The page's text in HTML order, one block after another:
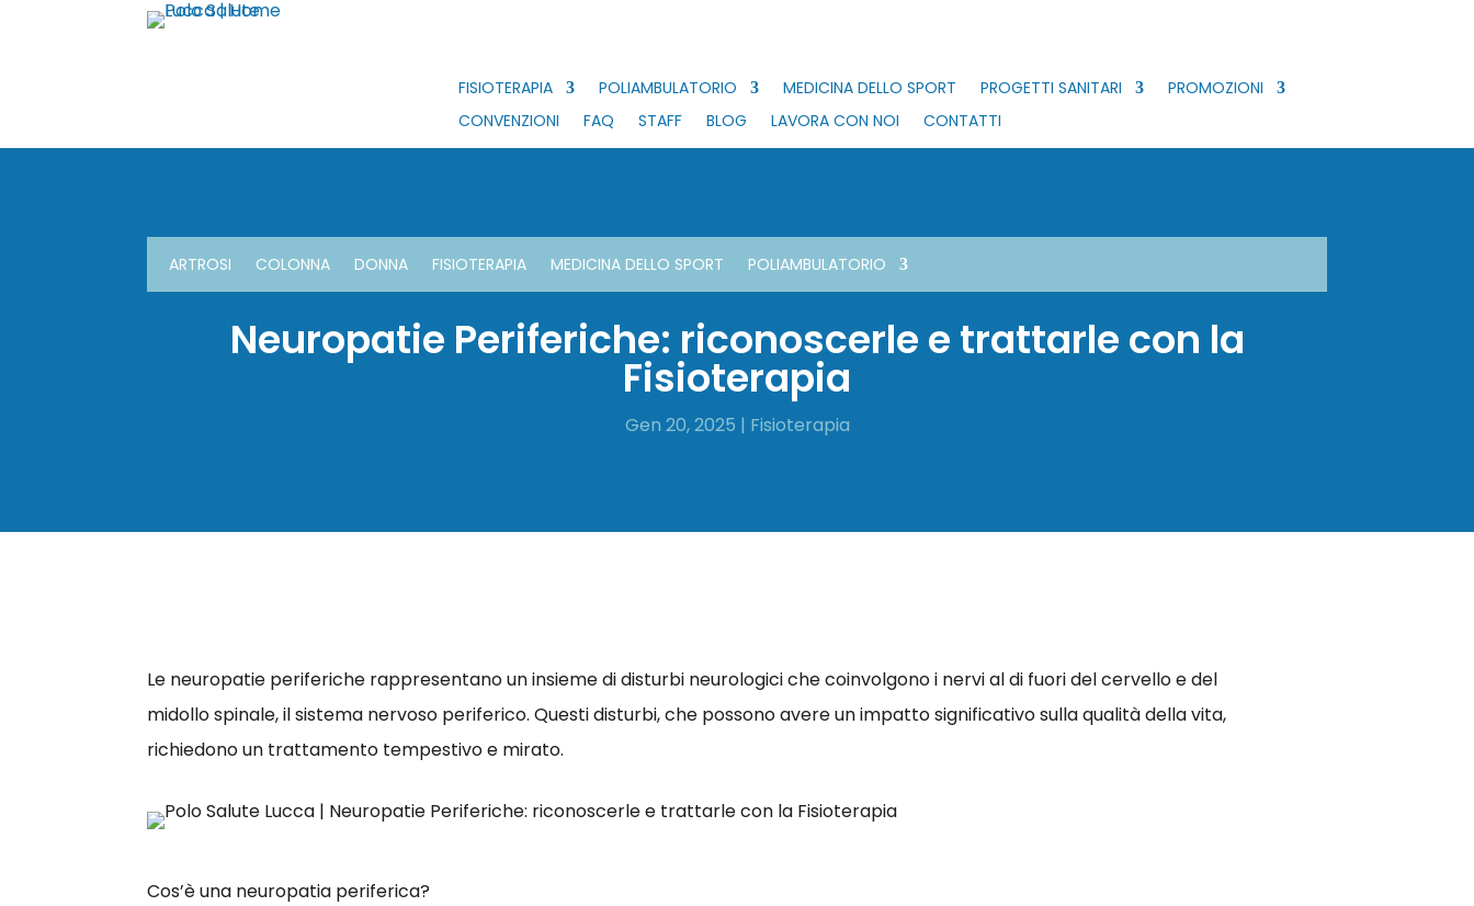
FISIOTERAPIA POLIAMBULATORIO MEDICINA DELLO SPORT PROGETTI SANITARI
PROMOZIONI
CONVENZIONI
FAQ STAFF BLOG LAVORA CON NOI CONTATTI
ARTROSI COLONNA DONNA FISIOTERAPIA MEDICINA DELLO SPORT POLIAMBULATORIO
Neuropatie Periferiche: riconoscerle e trattarle con la
Fisioterapia
Gen 20, 2025 | Fisioterapia
Le neuropatie periferiche rappresentano un insieme di disturbi neurologici che coinvolgono i nervi al di fuori del cervello e del
midollo spinale, il sistema nervoso periferico. Questi disturbi, che possono avere un impatto significativo sulla qualità della vita,
richiedono un trattamento tempestivo e mirato.
Cos’è una neuropatia periferica?